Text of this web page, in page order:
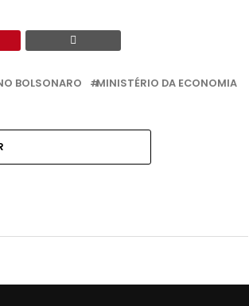
BOLSONARO
MINISTÉRIO DA ECONOMIA